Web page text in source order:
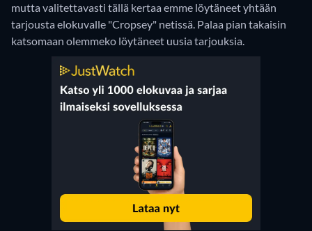
mutta valitettavasti tällä kertaa emme löytäneet yhtään
tarjousta elokuvalle "Cropsey" netissä. Palaa pian takaisin
katsomaan olemmeko löytäneet uusia tarjouksia.